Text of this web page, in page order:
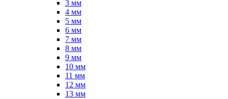
3 мм
4 мм
5 мм
6 мм
7 мм
8 мм
9 мм
10 мм
11 мм
12 мм
13 мм